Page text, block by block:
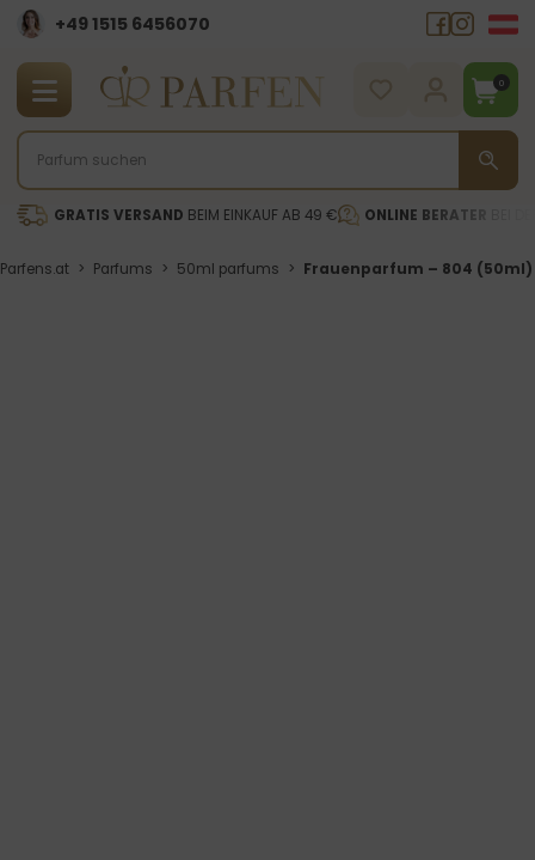
+49 1515 6456070
0
GRATIS VERSAND BEIM EINKAUF AB 49 € ONLINE BERATER
Parfens.at > Parfums > 50ml parfums > Frauenparfum – 804 (50ml)